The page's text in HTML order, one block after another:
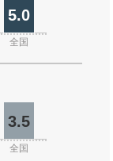
5.0
全国
3.5
全国